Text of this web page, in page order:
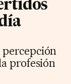
profesión